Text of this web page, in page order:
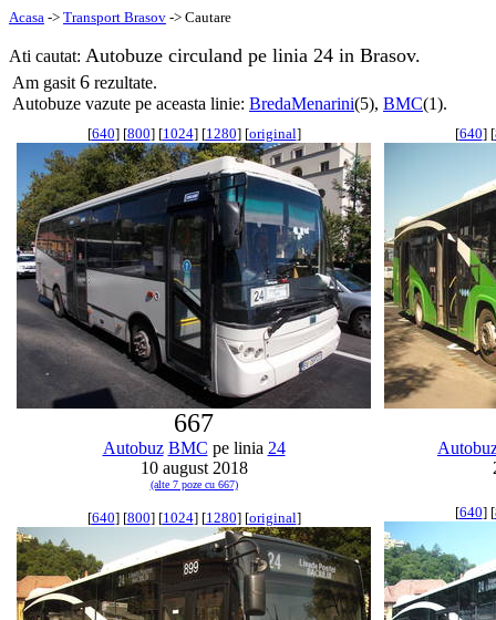
Acasa -> Transport Brasov -> Cautare
Ati cautat: Autobuze circuland pe linia 24 in Brasov.
Am gasit 6 rezultate.
Autobuze vazute pe aceasta linie: BredaMenarini(5), BMC(1).
[640] [800] [1024] [1280] [original]
667
Autobuz BMC pe linia 24
10 august 2018
(alte 7 poze cu 667)
[640] [
[640] [800] [1024] [1280] [original] [640] [